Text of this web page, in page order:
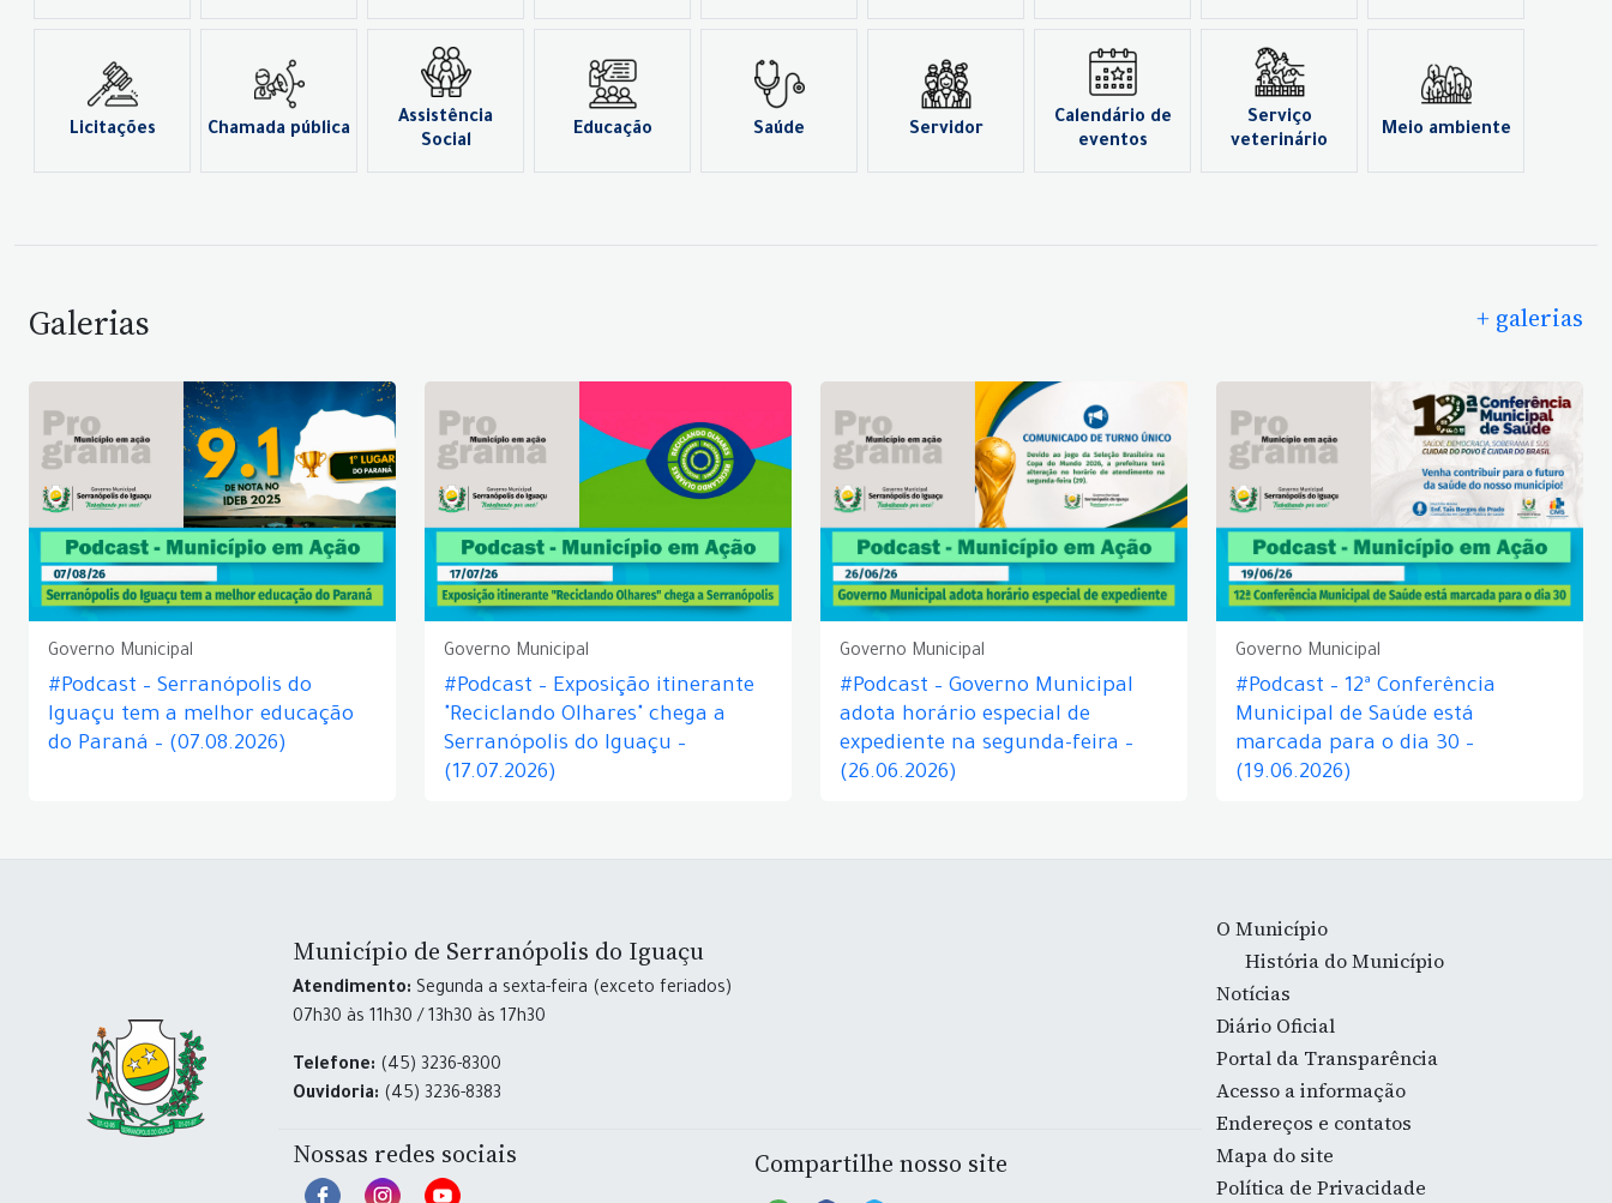
Licitações Chamada pública
Assistência
Social
Educação Saúde Servidor
Calendário de
eventos
Serviço
veterinário
Meio ambiente
Galerias + galerias
Governo Municipal
#Podcast – Serranópolis do
Iguaçu tem a melhor educação
do Paraná – (07.08.2026)
Governo Municipal
#Podcast – Exposição itinerante
"Reciclando Olhares" chega a
Serranópolis do Iguaçu –
(17.07.2026)
Governo Municipal
#Podcast – Governo Municipal
adota horário especial de
expediente na segunda-feira –
(26.06.2026)
Governo Municipal
#Podcast – 12ª Conferência
Municipal de Saúde está
marcada para o dia 30 –
(19.06.2026)
Município de Serranópolis do Iguaçu
Atendimento: Segunda a sexta-feira (exceto feriados)
07h30 às 11h30 / 13h30 às 17h30
Telefone: (45) 3236-8300
Ouvidoria: (45) 3236-8383
Nossas redes sociais Compartilhe nosso site
O Município
História do Município
Notícias
Diário Oficial
Portal da Transparência
Acesso a informação
Endereços e contatos
Mapa do site
Política de Privacidade